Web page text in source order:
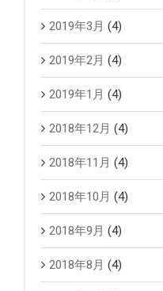
2019年3月 (4)
2019年2月 (4)
2019年1月 (4)
2018年12月 (4)
2018年11月 (4)
2018年10月 (4)
2018年9月 (4)
2018年8月 (4)